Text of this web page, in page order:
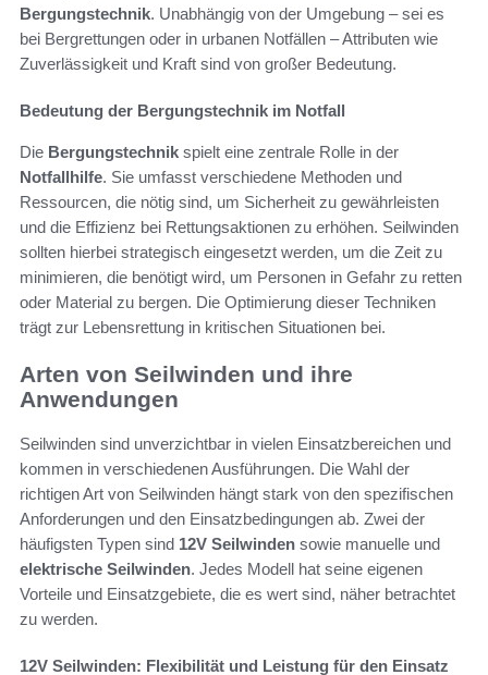
Bergungstechnik. Unabhängig von der Umgebung – sei es
bei Bergrettungen oder in urbanen Notfällen – Attributen wie
Zuverlässigkeit und Kraft sind von großer Bedeutung.
Bedeutung der Bergungstechnik im Notfall
Die Bergungstechnik spielt eine zentrale Rolle in der
Notfallhilfe. Sie umfasst verschiedene Methoden und
Ressourcen, die nötig sind, um Sicherheit zu gewährleisten
und die Effizienz bei Rettungsaktionen zu erhöhen. Seilwinden
sollten hierbei strategisch eingesetzt werden, um die Zeit zu
minimieren, die benötigt wird, um Personen in Gefahr zu retten
oder Material zu bergen. Die Optimierung dieser Techniken
trägt zur Lebensrettung in kritischen Situationen bei.
Arten von Seilwinden und ihre
Anwendungen
Seilwinden sind unverzichtbar in vielen Einsatzbereichen und
kommen in verschiedenen Ausführungen. Die Wahl der
richtigen Art von Seilwinden hängt stark von den spezifischen
Anforderungen und den Einsatzbedingungen ab. Zwei der
häufigsten Typen sind 12V Seilwinden sowie manuelle und
elektrische Seilwinden. Jedes Modell hat seine eigenen
Vorteile und Einsatzgebiete, die es wert sind, näher betrachtet
zu werden.
12V Seilwinden: Flexibilität und Leistung für den Einsatz